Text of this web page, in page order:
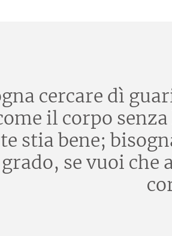
cercare dì
il corpo
stia bene;
se vuoi che